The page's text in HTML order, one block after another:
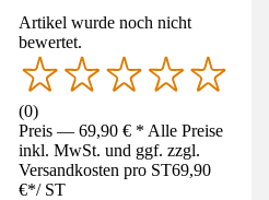
Artikel wurde noch nicht
bewertet.
(0)
Preis — 69,90 € * Alle Preise
inkl. MwSt. und ggf. zzgl.
Versandkosten pro ST69,90
€*/ ST